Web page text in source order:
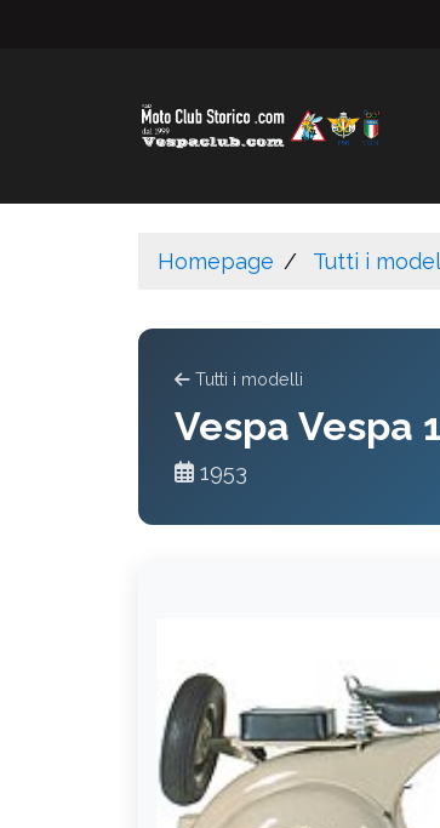
Homepage Tutti i
Tutti i modelli
Vespa Vespa
1953